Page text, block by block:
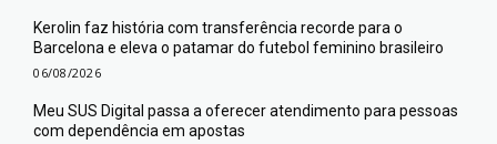
Kerolin faz história com transferência recorde para o
Barcelona e eleva o patamar do futebol feminino brasileiro
06/08/2026
Meu SUS Digital passa a oferecer atendimento para pessoas
com dependência em apostas